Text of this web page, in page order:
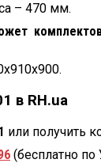
– 470 мм.
в RH.ua
или получить
(бесплатно по